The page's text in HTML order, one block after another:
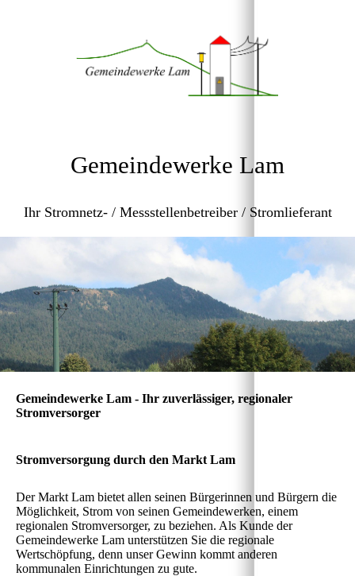
Gemeindewerke Lam
Ihr Stromnetz- / Messstellenbetreiber / Stromlieferant
Gemeindewerke Lam - Ihr zuverlässiger, regionaler
Stromversorger
Stromversorgung durch den Markt Lam
Der Markt Lam bietet allen seinen Bürgerinnen und Bürgern die
Möglichkeit, Strom von seinen Gemeindewerken, einem
regionalen Stromversorger, zu beziehen. Als Kunde der
Gemeindewerke Lam unterstützen Sie die regionale
Wertschöpfung, denn unser Gewinn kommt anderen
kommunalen Einrichtungen zu gute.